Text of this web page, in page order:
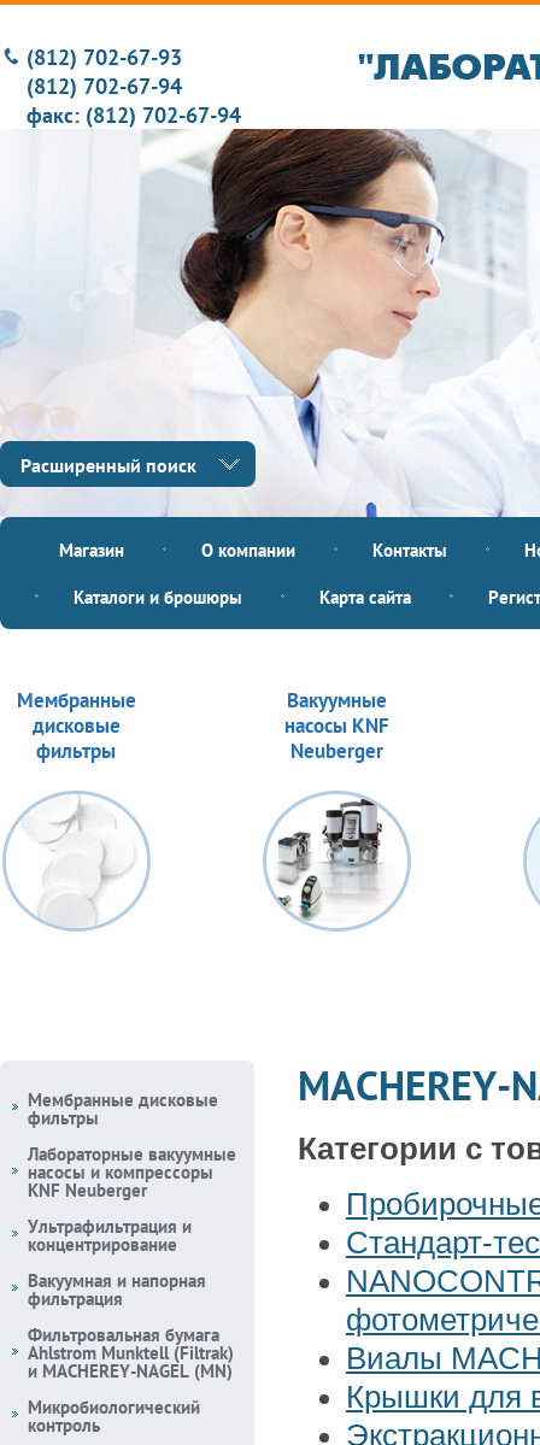
(812) 702-67-93
(812) 702-67-94
факс: (812) 702-67-94
Расширенный поиск
Магазин О компании Контакты
Каталоги и брошюры Карта сайта
Мембранные
дисковые
фильтры
Вакуумные
насосы KNF
Neuberger
MACHEREY-
Категории с
Стандарт-
Виалы
Крышки для
Мембранные дисковые
фильтры
Лабораторные вакуумные
насосы и компрессоры
KNF Neuberger
Ультрафильтрация и
концентрирование
Вакуумная и напорная
фильтрация
Фильтровальная бумага
Ahlstrom Munktell (Filtrak)
и MACHEREY-NAGEL (MN)
Микробиологический
контроль